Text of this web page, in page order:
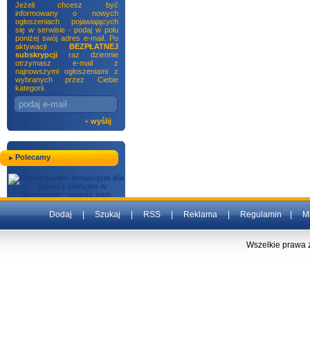
Jeżeli chcesz być
informowany o nowych
ogłoszeniach pojawiających
się w serwisie - podaj w polu
poniżej swój adres e-mail. Po
aktywacji BEZPŁATNEJ
subskrypcji raz dziennie
otrzymasz e-mail z
najnowszymi ogłoszeniami z
wybranych przez Ciebie
kategorii.
+ wyślij
Polecamy
Dodaj|Szukaj|RSS|Reklama|Regulamin|
Wszelkie prawa